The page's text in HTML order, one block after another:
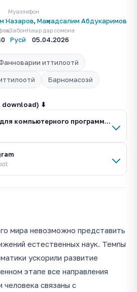
download) ⬇
Сборник задач для компьютерного программирования.pdf
Муаллифон
Назаров,Маҳмадсалим Абдукаримов
Забон
Русӣ
Нашр дар сомона
05.04.2026
иттилоотӣ
Барномасозӣ
мира невозможно представить
естественных наук. Темпы
ускорили развитие
этапе все направления
человека связаны с